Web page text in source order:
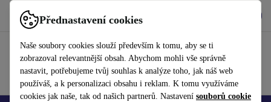
Přednastavení cookies
Naše soubory cookies slouží především k tomu, aby se ti
zobrazoval relevantnější obsah. Abychom mohli vše správně
nastavit, potřebujeme tvůj souhlas k analýze toho, jak náš web
používáš, a k personalizaci obsahu i reklam. K tomu využíváme
cookies jak naše, tak od našich partnerů. Nastavení souborů cookie
Používejte refurbed rychle a snadno